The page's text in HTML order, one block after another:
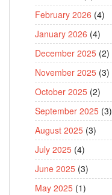
February 2026 (4)
January 2026 (4)
December 2025 (2)
November 2025 (3)
October 2025 (2)
September 2025 (3)
August 2025 (3)
July 2025 (4)
June 2025 (3)
May 2025 (1)